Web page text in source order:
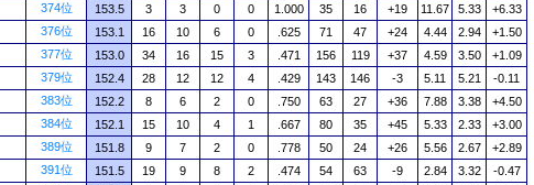
374位 153.5 3 3 0 0 1.000 35 16 +19 11.67 5.33
+6.33
376位 153.1 16 10 6 0 .625 71 47 +24 4.44 2.94
+1.50
377位 153.0 34 16 15 3 .471 156 119 +37 4.59 3.50
+1.09
379位 152.4 28 12 12 4 .429 143 146 -3 5.11 5.21
-0.11
383位 152.2 8 6 2 0 .750 63 27 +36 7.88 3.38
+4.50
384位 152.1 15 10 4 1 .667 80 35 +45 5.33 2.33
+3.00
389位 151.8 9 7 2 0 .778 50 24 +26 5.56 2.67
+2.89
391位 151.5 19 9 8 2 .474 54 63 -9 2.84 3.32
-0.47